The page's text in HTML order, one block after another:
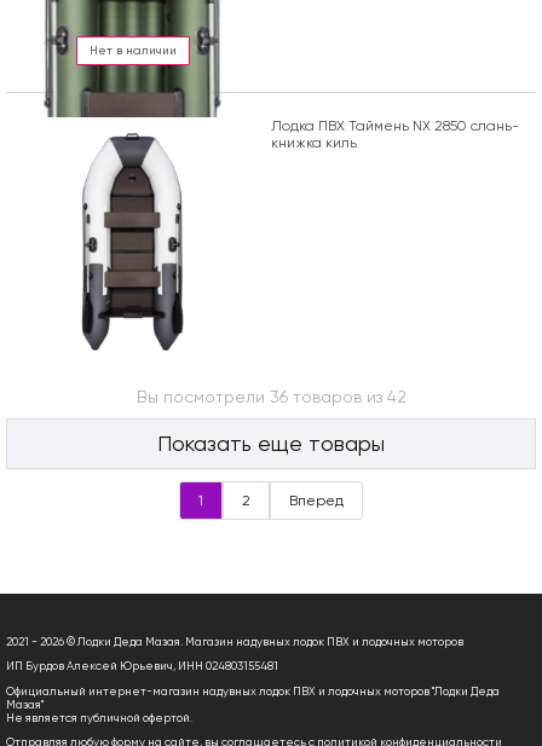
Нет в наличии
Лодка ПВХ Таймень NX 2850 слань-
книжка киль
Вы посмотрели 36 товаров из 42
Показать еще товары
1 2 Вперед
2021 - 2026 © Лодки Деда Мазая. Магазин надувных лодок ПВХ и лодочных моторов
ИП Бурдов Алексей Юрьевич, ИНН 024803155481
Официальный интернет-магазин надувных лодок ПВХ и лодочных моторов "Лодки Деда
Мазая"
Не является публичной офертой.
Отправляя любую форму на сайте, вы соглашаетесь с политикой конфиденциальности